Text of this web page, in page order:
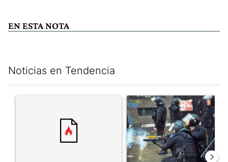
EN ESTA NOTA
Noticias en Tendencia
Un artículo de tendencia con el título "" con 6 comentarios.
Un artículo de tendencia con